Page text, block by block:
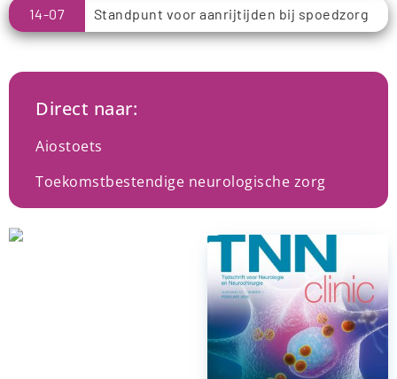
14-07 Standpunt voor aanrijtijden bij spoedzorg
Direct naar:
Aiostoets
Toekomstbestendige neurologische zorg